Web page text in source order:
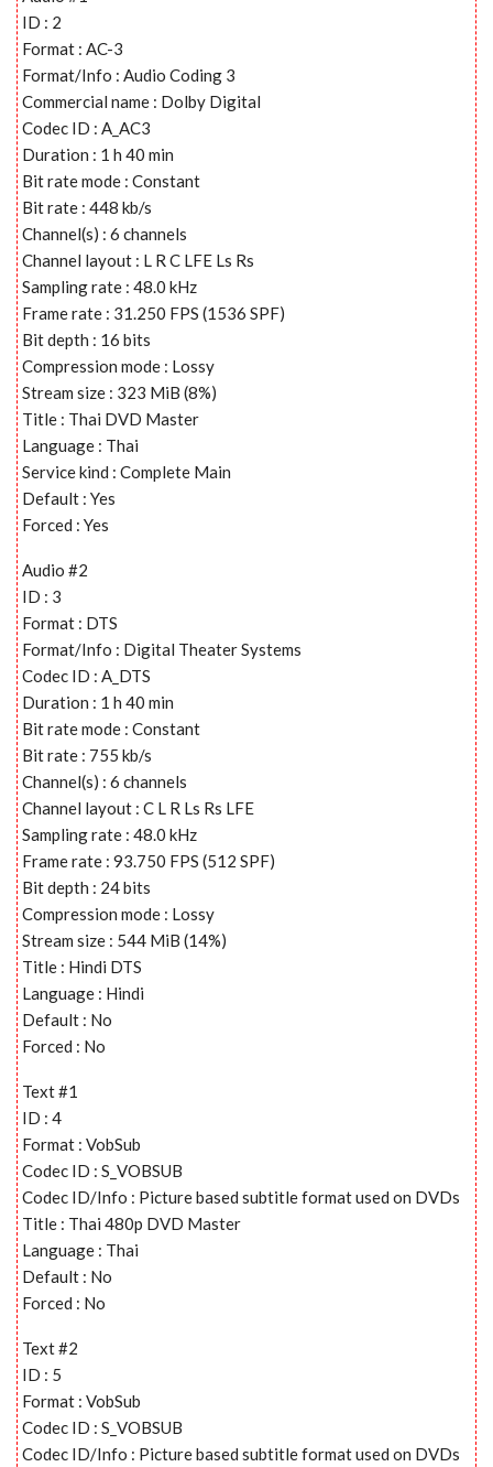
ID : 2
Format : AC-3
Format/Info : Audio Coding 3
Commercial name : Dolby Digital
Codec ID : A_AC3
Duration : 1 h 40 min
Bit rate mode : Constant
Bit rate : 448 kb/s
Channel(s) : 6 channels
Channel layout : L R C LFE Ls Rs
Sampling rate : 48.0 kHz
Frame rate : 31.250 FPS (1536 SPF)
Bit depth : 16 bits
Compression mode : Lossy
Stream size : 323 MiB (8%)
Title : Thai DVD Master
Language : Thai
Service kind : Complete Main
Default : Yes
Forced : Yes
Audio #2
ID : 3
Format : DTS
Format/Info : Digital Theater Systems
Codec ID : A_DTS
Duration : 1 h 40 min
Bit rate mode : Constant
Bit rate : 755 kb/s
Channel(s) : 6 channels
Channel layout : C L R Ls Rs LFE
Sampling rate : 48.0 kHz
Frame rate : 93.750 FPS (512 SPF)
Bit depth : 24 bits
Compression mode : Lossy
Stream size : 544 MiB (14%)
Title : Hindi DTS
Language : Hindi
Default : No
Forced : No
Text #1
ID : 4
Format : VobSub
Codec ID : S_VOBSUB
Codec ID/Info : Picture based subtitle format used on DVDs
Title : Thai 480p DVD Master
Language : Thai
Default : No
Forced : No
Text #2
ID : 5
Format : VobSub
Codec ID : S_VOBSUB
Codec ID/Info : Picture based subtitle format used on DVDs